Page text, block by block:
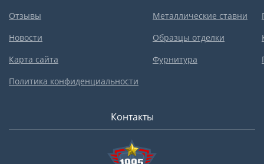
Отзывы
Новости
Карта сайта
Политика конфиденциальности
Металлические ставни
Образцы отделки
Фурнитура
Контакты